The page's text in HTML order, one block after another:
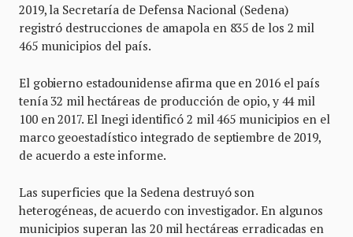
2019, la Secretaría de Defensa Nacional (Sedena)
registró destrucciones de amapola en 835 de los 2 mil
465 municipios del país.
El gobierno estadounidense afirma que en 2016 el país
tenía 32 mil hectáreas de producción de opio, y 44 mil
100 en 2017. El Inegi identificó 2 mil 465 municipios en el
marco geoestadístico integrado de septiembre de 2019,
de acuerdo a este informe.
Las superficies que la Sedena destruyó son
heterogéneas, de acuerdo con investigador. En algunos
municipios superan las 20 mil hectáreas erradicadas en